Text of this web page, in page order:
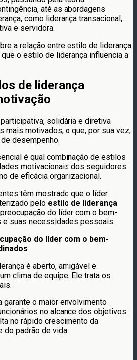
até as abordagens
como liderança transacional,
e servidora.
a relação entre estilo de liderança
o estilo de liderança influencia a
de liderança
solidária e diretiva
mais motivados, o que, por sua vez,
desempenho.
é qual combinação de estilos
motivacionais dos seguidores
de eficácia organizacional.
têm mostrado que o líder
pelo estilo de liderança
do líder com o bem-
e suas necessidades pessoais.
do líder com o bem-
é aberto, amigável e
clima de equipe. Ele trata os
garante o maior envolvimento
no alcance dos objetivos
no rápido crescimento da
do padrão de vida.